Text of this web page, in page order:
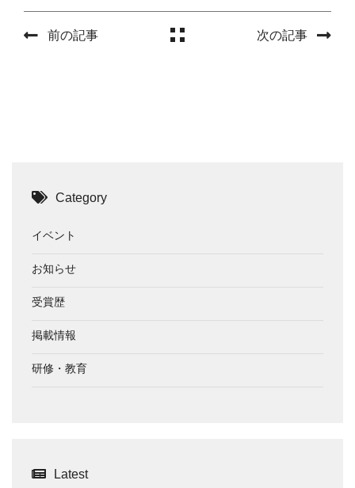
前の記事 次の記事
Category
イベント
お知らせ
受賞歴
掲載情報
研修・教育
Latest